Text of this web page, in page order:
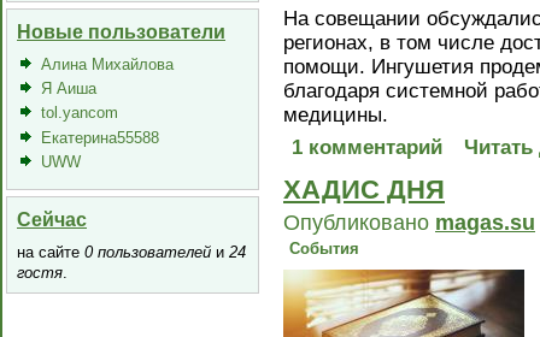
Новые пользователи
Алина Михайлова
Я Аиша
tol.yancom
Екатерина55588
UWW
Сейчас
на сайте 0 пользователей и 24
гостя.
На совещании
регионах, в том числе
помощи. Ингушетия
благодаря системной
медицины.
1 комментарий
Читать
ХАДИС ДНЯ
Опубликовано magas.su
События